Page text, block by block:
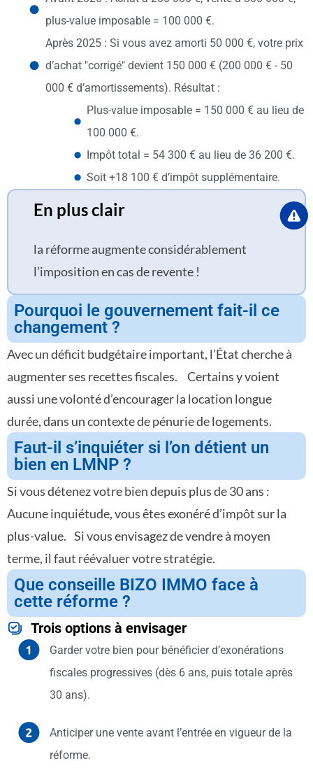
plus-value imposable = 100 000 €.
Après 2025 : Si vous avez amorti 50 000 €, votre prix
d’achat "corrigé" devient 150 000 € (200 000 € - 50
000 € d’amortissements). Résultat :
Plus-value imposable = 150 000 € au lieu de
100 000 €.
Impôt total = 54 300 € au lieu de 36 200 €.
Soit +18 100 € d’impôt supplémentaire.
En plus clair
la réforme augmente considérablement
l’imposition en cas de revente !
Pourquoi le gouvernement fait-il ce
changement ?
Avec un déficit budgétaire important, l’État cherche à
augmenter ses recettes fiscales. Certains y voient
aussi une volonté d’encourager la location longue
durée, dans un contexte de pénurie de logements.
Faut-il s’inquiéter si l’on détient un
bien en LMNP ?
Si vous détenez votre bien depuis plus de 30 ans :
Aucune inquiétude, vous êtes exonéré d’impôt sur la
plus-value. Si vous envisagez de vendre à moyen
terme, il faut réévaluer votre stratégie.
Que conseille BIZO IMMO face à
cette réforme ?
Trois options à envisager
Garder votre bien pour bénéficier d’exonérations
fiscales progressives (dès 6 ans, puis totale après
30 ans).
Anticiper une vente avant l’entrée en vigueur de la
réforme.